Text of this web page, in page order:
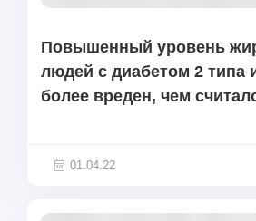
Повышенный уровень
людей с диабетом 2 типа
более вреден, чем
01.04.22